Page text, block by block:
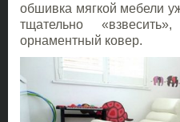
обшивка мягкой мебели
тщательно
орнаментный ковер.